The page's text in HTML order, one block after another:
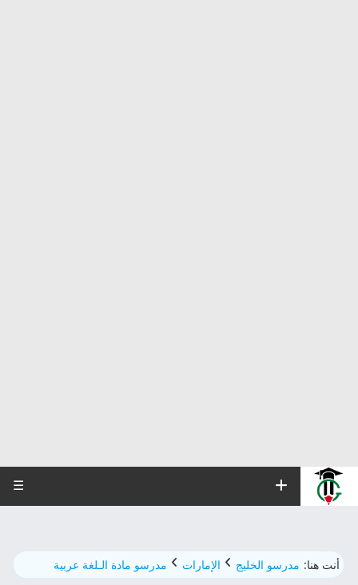
☰
أنت هنا: مدرسو الخليج الإمارات مدرسو مادة الـلغة عربية